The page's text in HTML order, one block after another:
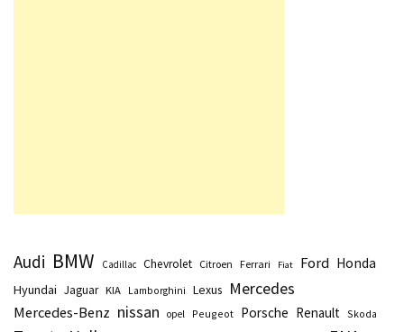
Audi BMW Cadillac Chevrolet Citroen Ferrari Fiat Ford Honda
Hyundai Jaguar KIA Lamborghini Lexus Mercedes
Mercedes-Benz nissan opel Peugeot Porsche Renault Skoda